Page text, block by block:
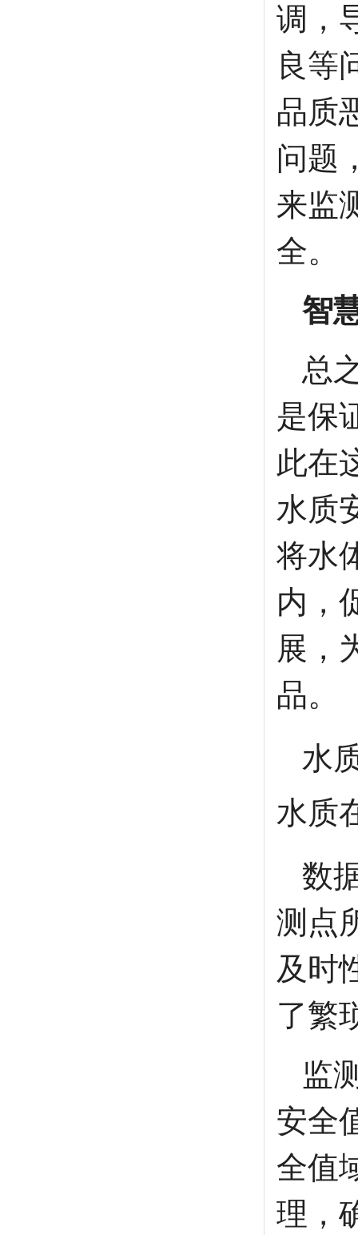
调，
良等
品质
问题
来监
全。
智
总
是保
此在
水质
将水
内，
展，
品。
水
水质
数
测点
及时
了繁
监
安全
全值
理，